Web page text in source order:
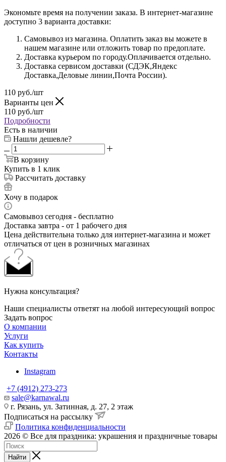
Экономьте время на получении заказа. В интернет-магазине
доступно 3 варианта доставки:
Самовывоз из магазина. Оплатить заказ вы можете в
нашем магазине или отложить товар по предоплате.
Доставка курьером по городу.Оплачивается отдельно.
Доставка сервисом доставки (СДЭК,Яндекс
Доставка,Деловые линии,Почта России).
110 руб./шт
Варианты цен
110 руб./шт
Подробности
Есть в наличии
Нашли дешевле?
В корзину
Купить в 1 клик
Рассчитать доставку
Хочу в подарок
Самовывоз сегодня - бесплатно
Доставка завтра - от 1 рабочего дня
Цена действительна только для интернет-магазина и может
отличаться от цен в розничных магазинах
Нужна консультация?
Наши специалисты ответят на любой интересующий вопрос
Задать вопрос
О компании
Услуги
Как купить
Контакты
Instagram
+7 (4912) 273-273
sale@karnawal.ru
г. Рязань, ул. Затинная, д. 27, 2 этаж
Подписаться на рассылку
Политика конфиденциальности
2026 © Все для праздника: украшения и праздничные товары
Найти